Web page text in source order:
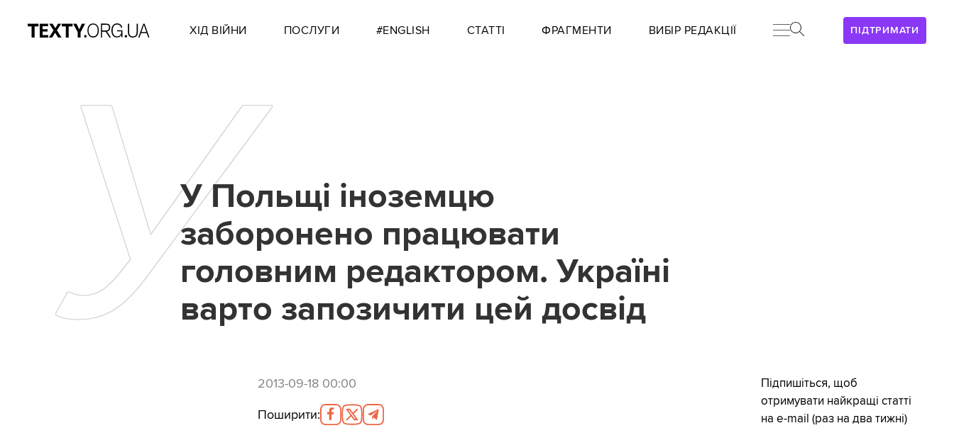
ПІДТРИМАТИ
ХІД ВІЙНИ ПОСЛУГИ #ENGLISH СТАТТІ ФРАГМЕНТИ ВИБІР РЕДАКЦІЇ
УУ Польщі іноземцю
заборонено працювати
головним редактором. Україні
варто запозичити цей досвід
2013-09-18 00:00
Поширити:
Підпишіться, щоб
отримувати найкращі статті
на e-mail (раз на два тижні)